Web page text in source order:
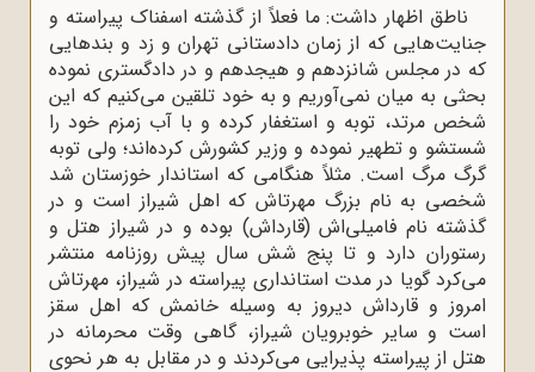
ناطق اظهار داشت: ما فعلاً از گذشته اسفناک پیراسته و
جنایت‌هایی که از زمان دادستانی تهران و زد و بندهایی
که در مجلس شانزدهم و هیجدهم و در دادگستری نموده
بحثی به میان نمی‌آوریم و به خود تلقین می‌کنیم که این
شخص مرتد، توبه و استغفار کرده و با آب زمزم خود را
شستشو و تطهیر نموده و وزیر کشورش کرده‌اند؛ ولی توبه
گرگ مرگ است. مثلاً هنگامی که استاندار خوزستان شد
شخصی به نام بزرگ مهرتاش که اهل شیراز است و در
گذشته نام فامیلی‌اش (قارداش) بوده و در شیراز هتل و
رستوران دارد و تا پنج شش سال پیش روزنامه منتشر
می‌کرد گویا در مدت استانداری پیراسته در شیراز، مهرتاش
امروز و قارداش دیروز به وسیله خانمش که اهل سقز
است و سایر خوبرویان شیراز، گاهی وقت محرمانه در
هتل از پیراسته پذیرایی می‌کردند و در مقابل به هر نحوی